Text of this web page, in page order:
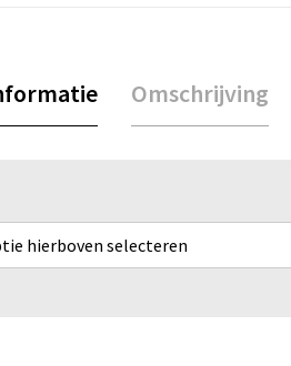
Omschrijving
hierboven selecteren